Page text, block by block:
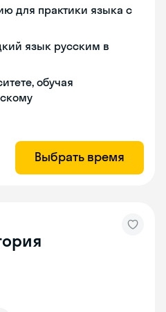
для практики языка с
язык русским в
обучая
Выбрать время